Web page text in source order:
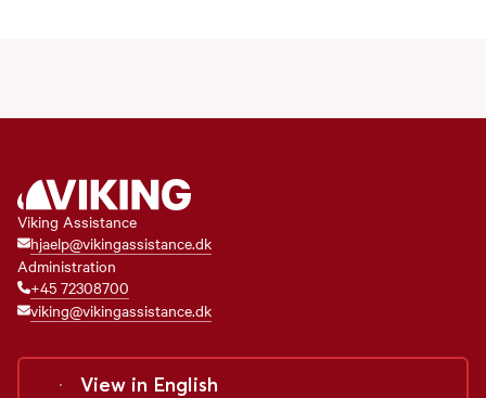
Viking Assistance
hjaelp@vikingassistance.dk
Administration
+45 72308700
viking@vikingassistance.dk
View in English